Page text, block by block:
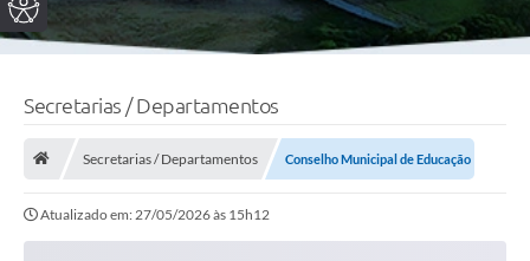
Secretarias / Departamentos
Secretarias / Departamentos Conselho Municipal de Educação
Atualizado em: 27/05/2026 às 15h12